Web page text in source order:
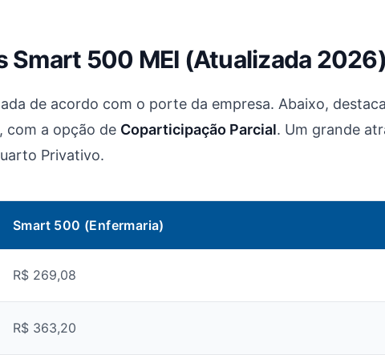
Smart 500 MEI (Atualizada 2026)
de acordo com o porte da empresa. Abaixo,
, com a opção de Coparticipação Parcial. Um grande
Privativo.
Smart 500 (Enfermaria)
R$ 269,08
R$ 363,20